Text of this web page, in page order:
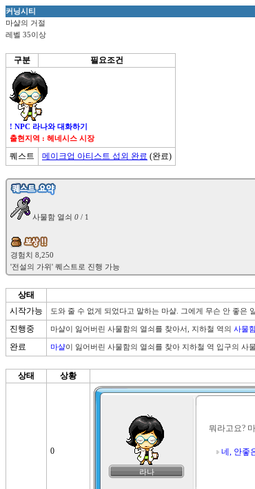
커닝시티
마샬의 거절
레벨 35이상
구분 필요조건
! NPC 라나와 대화하기
출현지역 : 헤네시스 시장
퀘스트 메이크업 아티스트 섭외 완료 (완료)
사물함 열쇠 0 / 1
상태
시작가능
도와 줄 수 없게 되었다고 말하는 마샬. 그에게 무슨 안 좋은
진행중 마샬이 잃어버린 사물함의 열쇠를 찾아서, 지하철 역의 사물
완료 마샬이 잃어버린 사물함의 열쇠를 찾아 지하철 역 입구의 사
상태 상황
0
라나
뭐라고요?
네, 안좋